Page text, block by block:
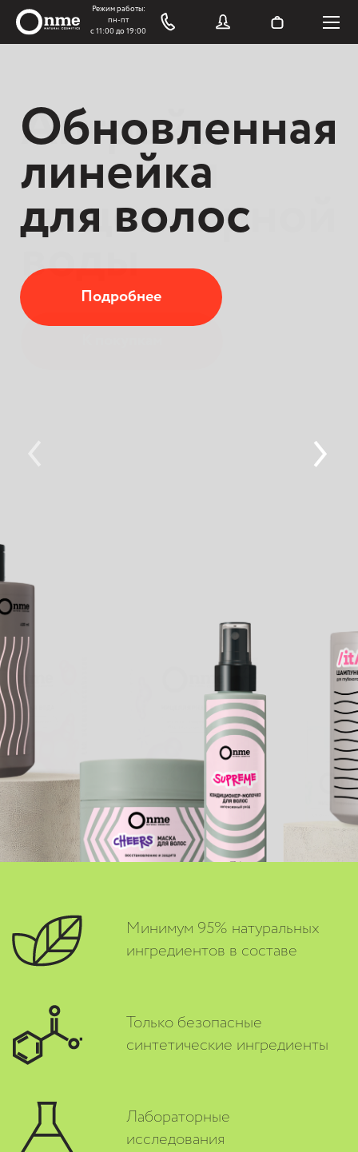
Обновленная
линейка
для волос
Подробнее
Апгрейд
линейки
мицеллярной
воды
Минимум 95% натуральных
ингредиентов в составе
Только безопасные
синтетические ингредиенты
Лабораторные
исследования